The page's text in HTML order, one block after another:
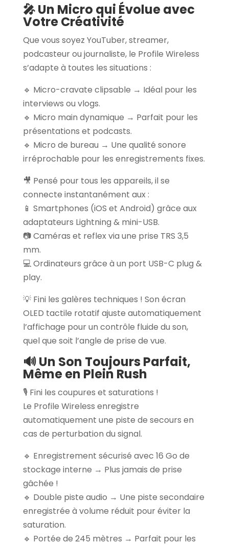
🎤 Un Micro qui Évolue avec
Votre Créativité
Que vous soyez YouTuber, streamer,
podcasteur ou journaliste, le Profile Wireless
s’adapte à toutes les situations :
🔹 Micro-cravate clipsable → Idéal pour les
interviews ou vlogs.
🔹 Micro main dynamique → Parfait pour les
présentations et podcasts.
🔹 Micro de bureau → Une qualité sonore
irréprochable pour les enregistrements fixes.
🎥 Pensé pour tous les appareils, il se
connecte instantanément aux :
📱 Smartphones (iOS et Android) grâce aux
adaptateurs Lightning & mini-USB.
📷 Caméras et reflex via une prise TRS 3,5
mm.
💻 Ordinateurs grâce à un port USB-C plug &
play.
💡 Fini les galères techniques ! Son écran
OLED tactile rotatif ajuste automatiquement
l’affichage pour un contrôle fluide du son,
quel que soit l’angle de prise de vue.
🔊 Un Son Toujours Parfait,
Même en Plein Rush
🎙️ Fini les coupures et saturations !
Le Profile Wireless enregistre
automatiquement une piste de secours en
cas de perturbation du signal.
🔹 Enregistrement sécurisé avec 16 Go de
stockage interne → Plus jamais de prise
gâchée !
🔹 Double piste audio → Une piste secondaire
enregistrée à volume réduit pour éviter la
saturation.
🔹 Portée de 245 mètres → Parfait pour les